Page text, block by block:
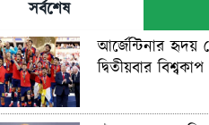
সর্বশেষ
আর্জেন্টিনার
দ্বিতীয়বার